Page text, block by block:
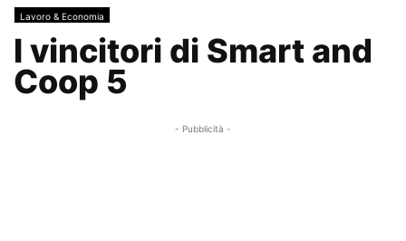
Lavoro & Economia
I vincitori di Smart and
Coop 5
- Pubblicità -